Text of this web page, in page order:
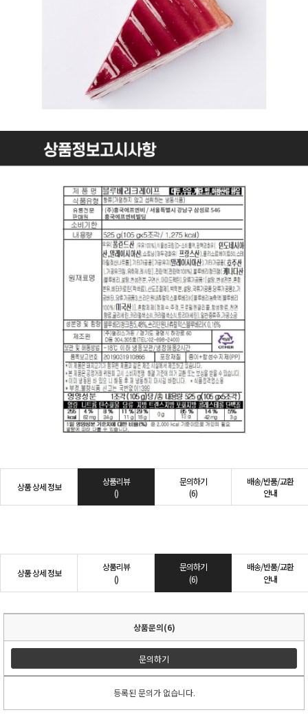
상품 상세 정보
상품리뷰
()
문의하기
(6)
배송/반품/교환
안내
상품 상세 정보
상품리뷰
()
문의하기
(6)
배송/반품/교환
안내
상품문의(6)
문의하기
등록된 문의가 없습니다.